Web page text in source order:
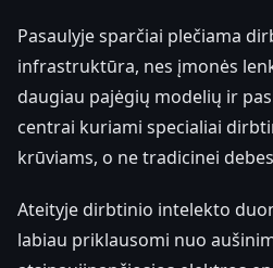
Pasaulyje sparčiai plečiama
infrastruktūra, nes įmonės
daugiau pajėgių modelių ir
centrai kuriami specialiai
krūviams, o ne tradicinei
Ateityje dirbtinio intelekto
labiau priklausomi nuo